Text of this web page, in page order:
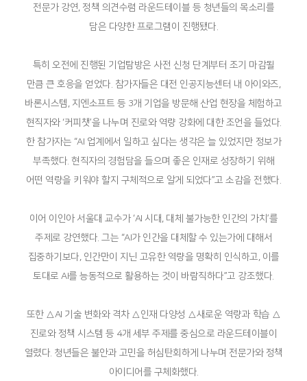
전문가 강연, 정책 의견수렴 라운드테이블 등 청년들의 목소리를
담은 다양한 프로그램이 진행됐다.
특히 오전에 진행된 기업탐방은 사전 신청 단계부터 조기 마감될
만큼 큰 호응을 얻었다. 참가자들은 대전 인공지능센터 내 아이와즈,
바론시스템, 지엔소프트 등 3개 기업을 방문해 산업 현장을 체험하고
현직자와 ‘커피챗’을 나누며 진로와 역량 강화에 대한 조언을 들었다.
한 참가자는 “AI 업계에서 일하고 싶다는 생각은 늘 있었지만 정보가
부족했다. 현직자의 경험담을 들으며 좋은 인재로 성장하기 위해
어떤 역량을 키워야 할지 구체적으로 알게 되었다”고 소감을 전했다.
이어 이인아 서울대 교수가 ‘AI 시대, 대체 불가능한 인간의 가치’를
주제로 강연했다. 그는 “AI가 인간을 대체할 수 있는가에 대해서
집중하기보다, 인간만이 지닌 고유한 역량을 명확히 인식하고, 이를
토대로 AI를 능동적으로 활용하는 것이 바람직하다”고 강조했다.
또한 △AI 기술 변화와 격차 △인재 다양성 △새로운 역량과 학습 △
진로와 정책 시스템 등 4개 세부 주제를 중심으로 라운드테이블이
열렸다. 청년들은 불안과 고민을 허심탄회하게 나누며 전문가와 정책
아이디어를 구체화했다.